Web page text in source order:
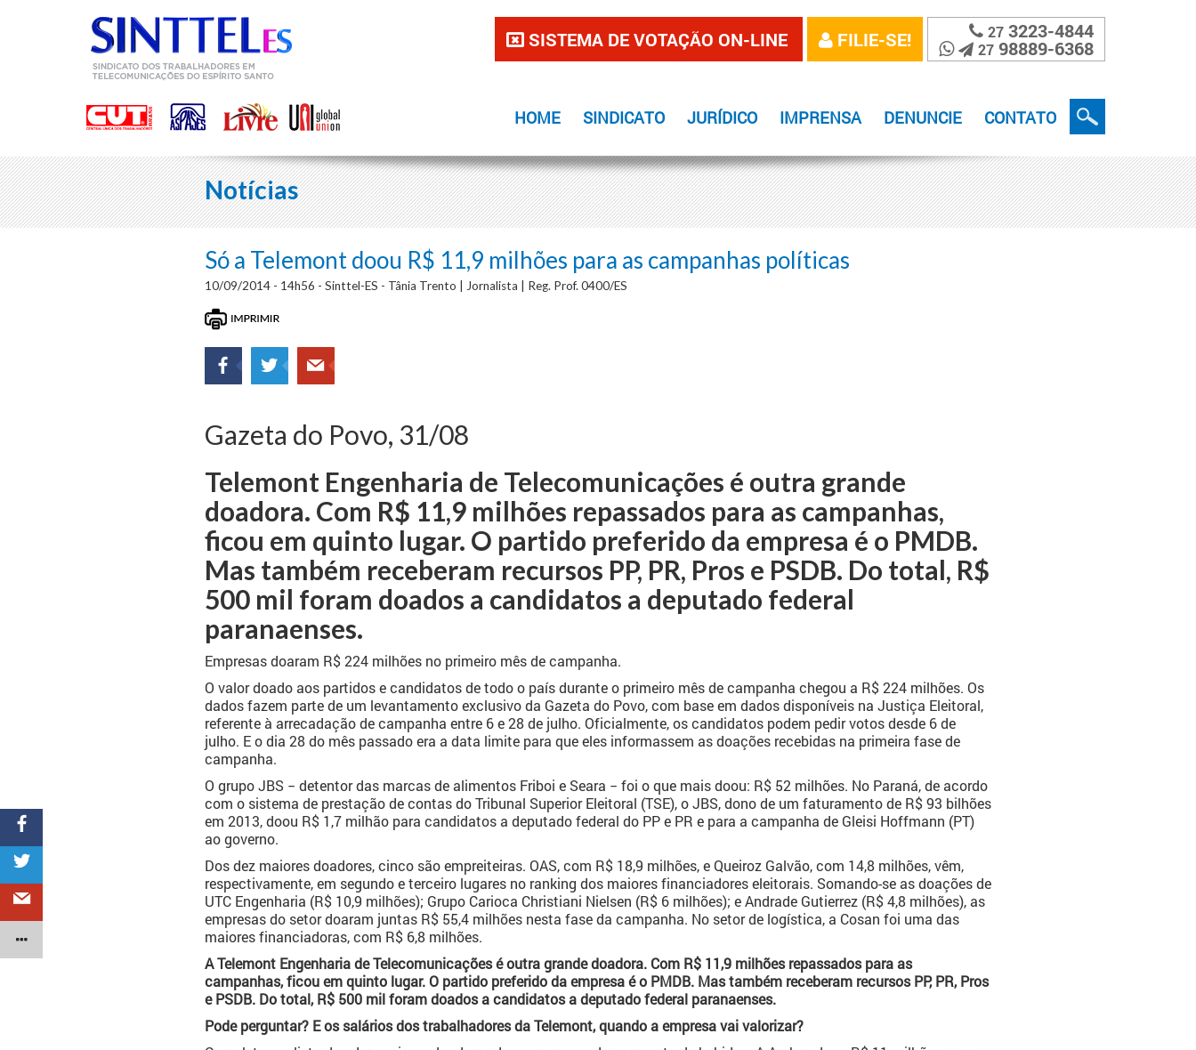
SISTEMA DE VOTAÇÃO ON-LINE FILIE-SE! 27 3223-4844
27 98889-6368
HOME SINDICATO JURÍDICO IMPRENSA DENUNCIE CONTATO
Notícias
Só a Telemont doou R$ 11,9 milhões para as campanhas políticas
10/09/2014 - 14h56 - Sinttel-ES - Tânia Trento | Jornalista | Reg. Prof. 0400/ES
Gazeta do Povo, 31/08
Telemont Engenharia de Telecomunicações é outra grande
doadora. Com R$ 11,9 milhões repassados para as campanhas,
ficou em quinto lugar. O partido preferido da empresa é o PMDB.
Mas também receberam recursos PP, PR, Pros e PSDB. Do total, R$
500 mil foram doados a candidatos a deputado federal
paranaenses.
Empresas doaram R$ 224 milhões no primeiro mês de campanha.
O valor doado aos partidos e candidatos de todo o país durante o primeiro mês de campanha chegou a R$ 224 milhões. Os
dados fazem parte de um levantamento exclusivo da Gazeta do Povo, com base em dados disponíveis na Justiça Eleitoral,
referente à arrecadação de campanha entre 6 e 28 de julho. Oficialmente, os candidatos podem pedir votos desde 6 de
julho. E o dia 28 do mês passado era a data limite para que eles informassem as doações recebidas na primeira fase de
campanha.
O grupo JBS − detentor das marcas de alimentos Friboi e Seara − foi o que mais doou: R$ 52 milhões. No Paraná, de acordo
com o sistema de prestação de contas do Tribunal Superior Eleitoral (TSE), o JBS, dono de um faturamento de R$ 93 bilhões
em 2013, doou R$ 1,7 milhão para candidatos a deputado federal do PP e PR e para a campanha de Gleisi Hoffmann (PT)
ao governo.
Dos dez maiores doadores, cinco são empreiteiras. OAS, com R$ 18,9 milhões, e Queiroz Galvão, com 14,8 milhões, vêm,
respectivamente, em segundo e terceiro lugares no ranking dos maiores financiadores eleitorais. Somando-se as doações de
UTC Engenharia (R$ 10,9 milhões); Grupo Carioca Christiani Nielsen (R$ 6 milhões); e Andrade Gutierrez (R$ 4,8 milhões), as
empresas do setor doaram juntas R$ 55,4 milhões nesta fase da campanha. No setor de logística, a Cosan foi uma das
maiores financiadoras, com R$ 6,8 milhões.
A Telemont Engenharia de Telecomunicações é outra grande doadora. Com R$ 11,9 milhões repassados para as
campanhas, ficou em quinto lugar. O partido preferido da empresa é o PMDB. Mas também receberam recursos PP, PR, Pros
e PSDB. Do total, R$ 500 mil foram doados a candidatos a deputado federal paranaenses.
Pode perguntar? E os salários dos trabalhadores da Telemont, quando a empresa vai valorizar?